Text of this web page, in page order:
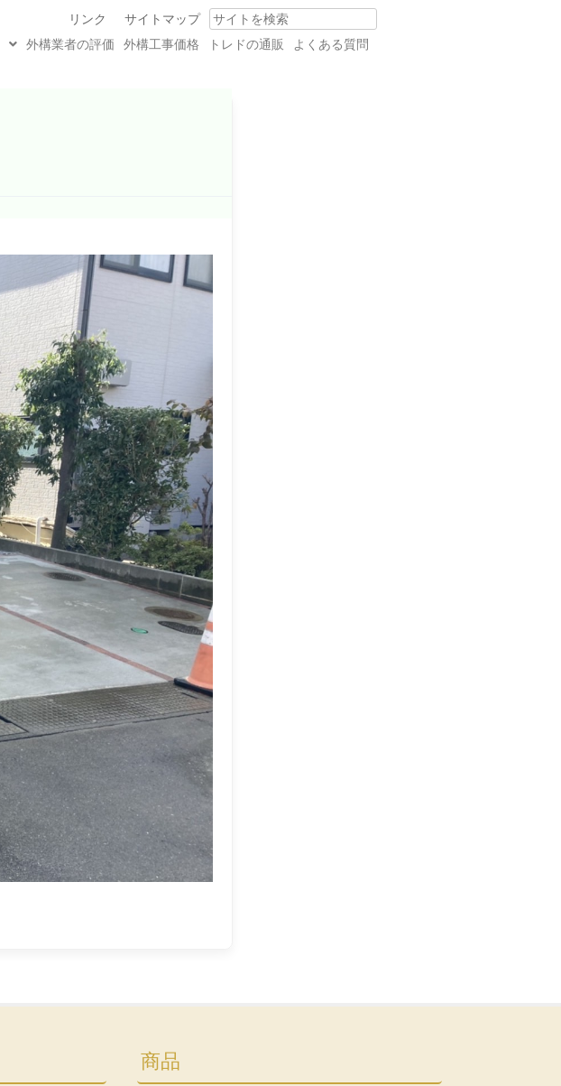
Search
サイトマップ
リンク
外構業者の評価 外構工事価格 トレドの通販 よくある質問
商品